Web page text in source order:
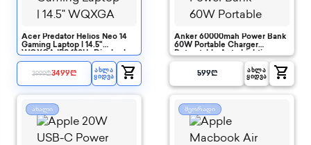
Acer Predator Helios Neo 14
Gaming Laptop | 14.5"
WQXGA IPS 120Hz Display |
AI-Powered | Intel Core Ultra 7
Processor | NVIDIA GeForce
RTX 4070 | 16GB LPDDR5X |
1TB SSD
3999₾3499₾
ᲐᲮᲚᲐ
ᲧᲘᲓᲕᲐ
shopping_cart
Anker 60000mah Power Bank
60W Portable Charger
599₾
ᲐᲮᲚᲐ
ᲧᲘᲓᲕᲐ
shopping_cart
ახალი მეორადი